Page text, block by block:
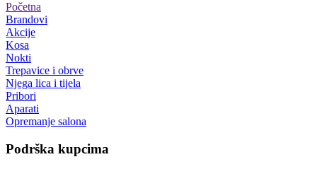
Početna
Brandovi
Akcije
Kosa
Nokti
Trepavice i obrve
Njega lica i tijela
Pribori
Aparati
Opremanje salona
Podrška kupcima